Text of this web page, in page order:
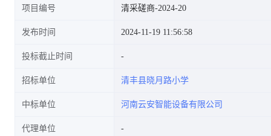
项目编号 清采磋商-2024-20
发布时间 2024-11-19 11:56:58
投标截止时间
招标单位 清丰县晓月路小学
中标单位 河南云安智能设备有限公司
代理单位